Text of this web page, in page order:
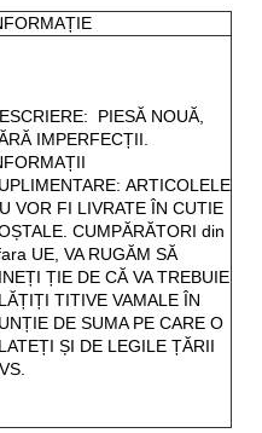
PIESĂ NOUĂ,
IMPERFECȚII.
ARTICOLELE
VOR FI LIVRATE ÎN CUTIE
CUMPĂRĂTORI din
UE, VA RUGĂM SĂ
ȚIE DE CĂ VA TREBUIE
TITIVE VAMALE ÎN
DE SUMA PE CARE O
ȘI DE LEGILE ȚĂRII